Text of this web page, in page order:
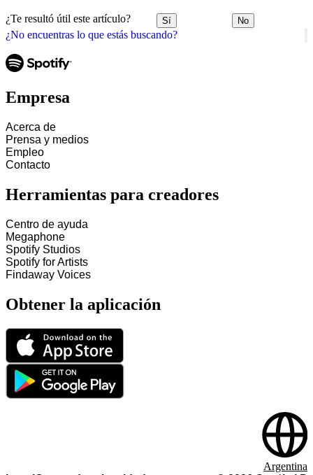
¿No encuentras lo que estás buscando?
¿Te resultó útil este artículo? Sí No
Empresa
Acerca de
Prensa y medios
Empleo
Contacto
Herramientas para creadores
Centro de ayuda
Megaphone
Spotify Studios
Spotify for Artists
Findaway Voices
Obtener la aplicación
Argentina